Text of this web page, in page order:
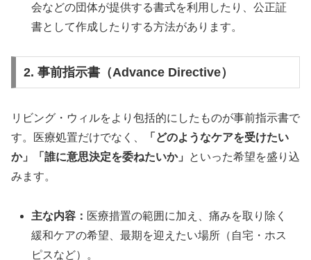
会などの団体が提供する書式を利用したり、公正証
書として作成したりする方法があります。
2. 事前指示書（Advance Directive）
リビング・ウィルをより包括的にしたものが事前指示書で
す。医療処置だけでなく、
「どのようなケアを受けたい
か」「誰に意思決定を委ねたいか」
といった希望を盛り込
みます。
主な内容： 医療措置の範囲に加え、痛みを取り除く
緩和ケアの希望、最期を迎えたい場所（自宅・ホス
ピスなど）。